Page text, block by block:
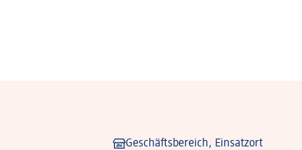
Geschäftsbereich, Einsatzort